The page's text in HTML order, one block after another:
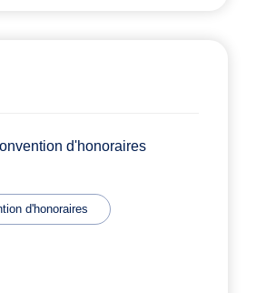
d'honoraires
d'honoraires